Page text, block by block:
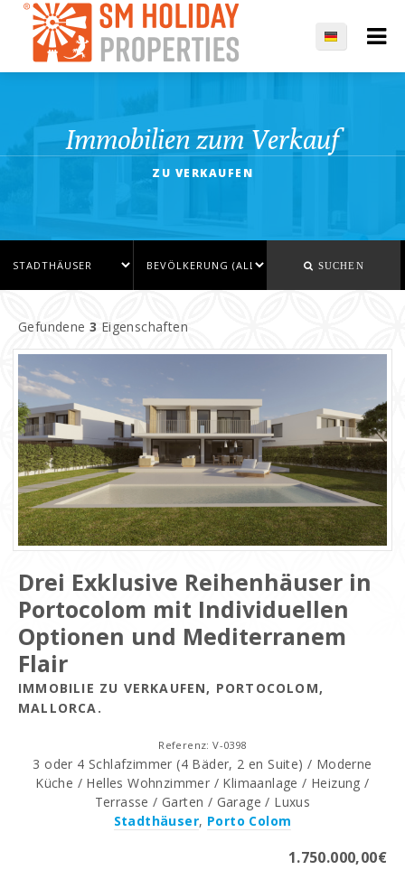
Immobilien zum Verkauf
ZU VERKAUFEN
SUCHEN
Gefundene 3 Eigenschaften
Drei Exklusive Reihenhäuser in
Portocolom mit Individuellen
Optionen und Mediterranem
Flair
IMMOBILIE ZU VERKAUFEN, PORTOCOLOM,
MALLORCA.
Referenz: V-0398
3 oder 4 Schlafzimmer (4 Bäder, 2 en Suite) / Moderne
Küche / Helles Wohnzimmer / Klimaanlage / Heizung /
Terrasse / Garten / Garage / Luxus
Stadthäuser, Porto Colom
1.750.000,00€